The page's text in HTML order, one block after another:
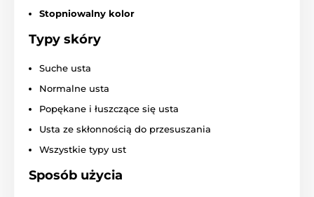
Stopniowalny kolor
Typy skóry
Suche usta
Normalne usta
Popękane i łuszczące się usta
Usta ze skłonnością do przesuszania
Wszystkie typy ust
Sposób użycia